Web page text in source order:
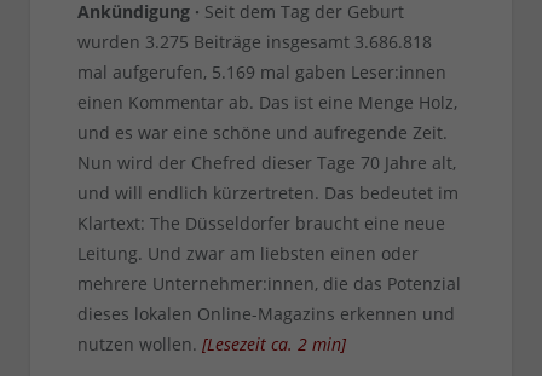
Ankündigung · Seit dem Tag der Geburt
wurden 3.275 Beiträge insgesamt 3.686.818
mal aufgerufen, 5.169 mal gaben Leser:innen
einen Kommentar ab. Das ist eine Menge Holz,
und es war eine schöne und aufregende Zeit.
Nun wird der Chefred dieser Tage 70 Jahre alt,
und will endlich kürzertreten. Das bedeutet im
Klartext: The Düsseldorfer braucht eine neue
Leitung. Und zwar am liebsten einen oder
mehrere Unternehmer:innen, die das Potenzial
dieses lokalen Online-Magazins erkennen und
nutzen wollen. [Lesezeit ca. 2 min]